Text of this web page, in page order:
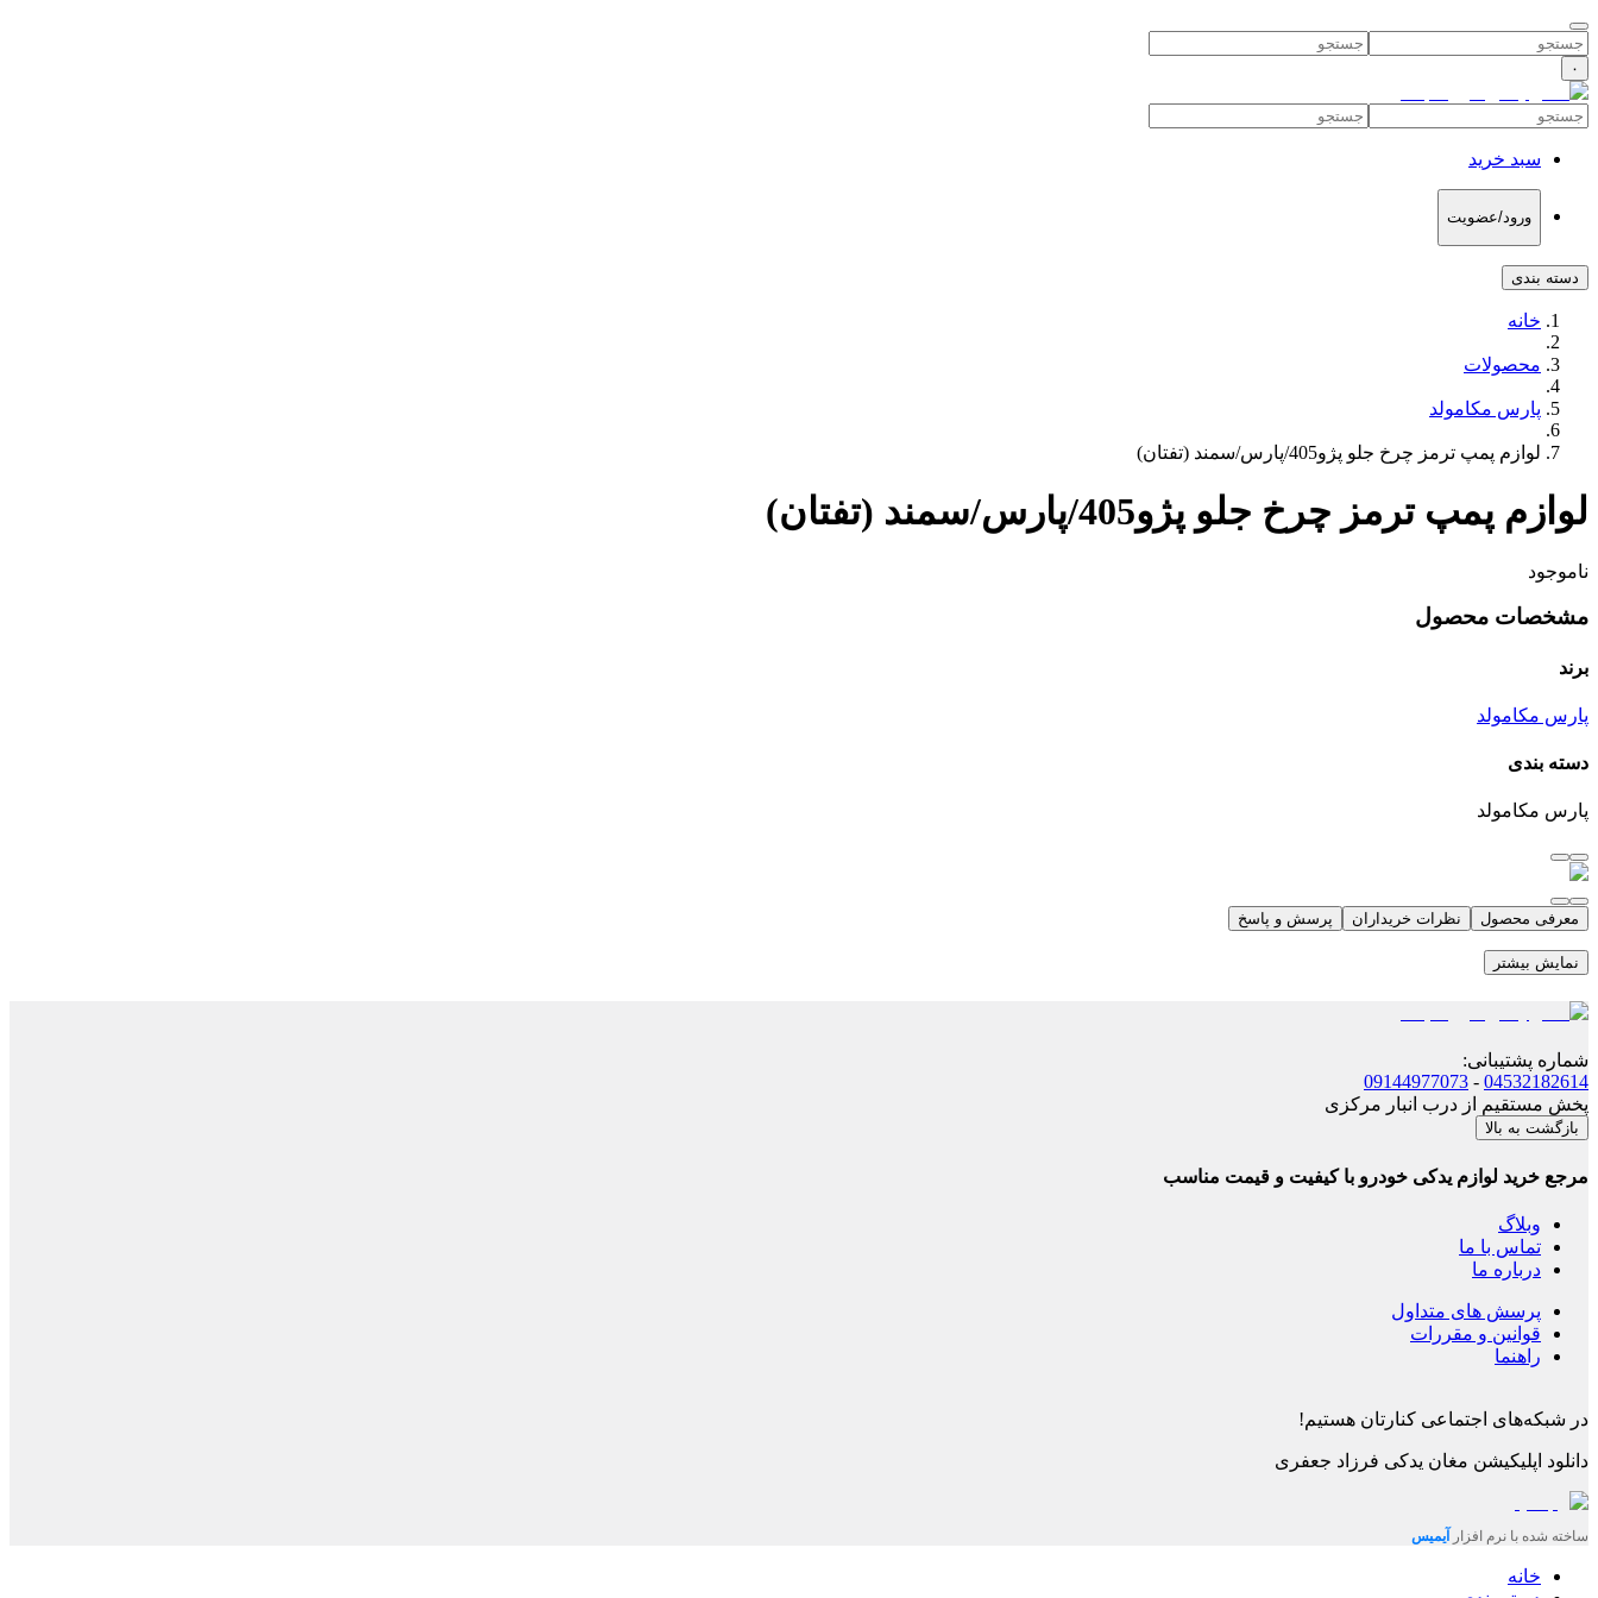
۰
سبد خرید
ورود/عضویت
دسته بندی
خانه
محصولات
پارس مکامولد
لوازم پمپ ترمز چرخ جلو پژو405/پارس/سمند (تفتان)
لوازم پمپ ترمز چرخ جلو پژو405/پارس/سمند (تفتان)
ناموجود
مشخصات محصول
برند
پارس مکامولد
دسته بندی
پارس مکامولد
معرفی محصول نظرات خریداران پرسش و پاسخ
نمایش بیشتر
شماره پشتیبانی:
04532182614
-
09144977073
پخش مستقیم از درب انبار مرکزی
بازگشت به بالا
مرجع خرید لوازم یدکی خودرو با کیفیت و قیمت مناسب
وبلاگ
تماس با ما
درباره ما
پرسش های متداول
قوانین و مقررات
راهنما
در شبکه‌های اجتماعی کنارتان هستیم!
دانلود اپلیکیشن مغان یدکی فرزاد جعفری
ساخته شده با نرم افزار آیمیس
خانه